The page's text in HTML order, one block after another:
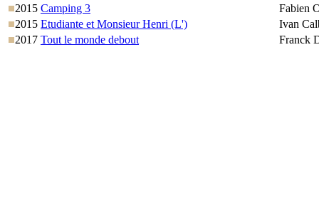
2015 Camping 3
Fabien
2015 Etudiante et Monsieur Henri (L')
Ivan
2017 Tout le monde debout Franck